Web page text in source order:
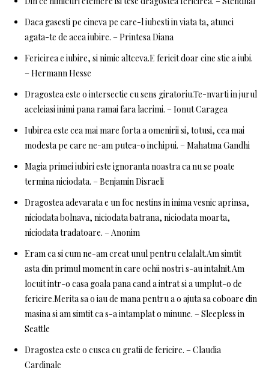
Daca gasesti pe cineva pe care-l iubesti in viata ta, atunci
agata-te de acea iubire. – Printesa Diana
Fericirea e iubire, si nimic altceva.E fericit doar cine stie a iubi.
– Hermann Hesse
Dragostea este o intersectie cu sens giratoriu.Te-nvarti in jurul
aceleiasi inimi pana ramai fara lacrimi. – Ionut Caragea
Iubirea este cea mai mare forta a omenirii si, totusi, cea mai
modesta pe care ne-am putea-o inchipui. – Mahatma Gandhi
Magia primei iubiri este ignoranta noastra ca nu se poate
termina niciodata. – Benjamin Disraeli
Dragostea adevarata e un foc nestins in inima vesnic aprinsa,
niciodata bolnava, niciodata batrana, niciodata moarta,
niciodata tradatoare. – Anonim
Eram ca si cum ne-am creat unul pentru celalalt.Am simtit
asta din primul moment in care ochii nostri s-au intalnit.Am
locuit intr-o casa goala pana cand a intrat si a umplut-o de
fericire.Merita sa o iau de mana pentru a o ajuta sa coboare din
masina si am simtit ca s-a intamplat o minune. – Sleepless in
Seattle
Dragostea este o cusca cu gratii de fericire. – Claudia
Cardinale